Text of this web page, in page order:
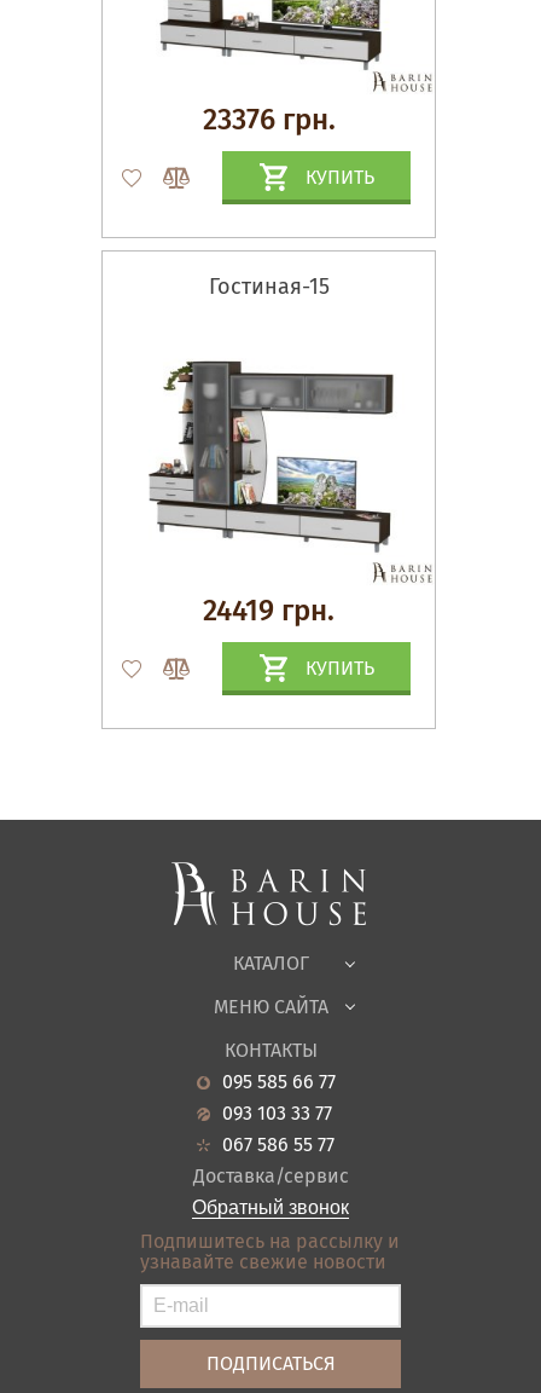
23376 грн.
КУПИТЬ
Гостиная-15
24419 грн.
КУПИТЬ
КАТАЛОГ
Спальни, Кровати
Корпусная мебель
Офисная мебель
Садовая мебель
Гостиная
Кухня
Прихожие
Ванная
Акции
МЕНЮ САЙТА
О нас
Новости
Гарантия
Кредит
Оплата и доставка
Отзывы
Контакты
Карта сайта
Условия покупки
КОНТАКТЫ
095 585 66 77
093 103 33 77
067 586 55 77
Доставка/сервис
Обратный звонок
Подпишитесь на рассылку и
узнавайте свежие новости